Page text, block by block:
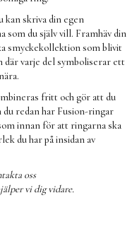
kan skriva din egen
som du själv vill. Framhäv din
smyckekollektion som blivit
där varje del symboliserar ett
fritt och gör att du
du redan har Fusion-ringar
innan för att ringarna ska
du har på insidan av
oss
vi dig vidare.